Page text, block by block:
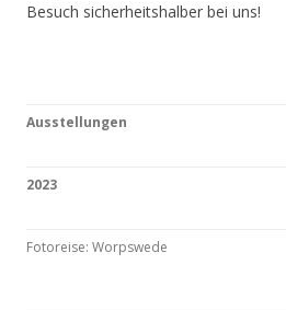
Besuch sicherheitshalber bei uns!
Ausstellungen
2023
Fotoreise: Worpswede